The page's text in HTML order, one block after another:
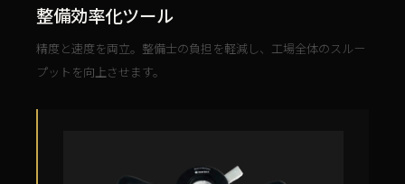
整備効率化ツール
精度と速度を両立。整備士の負担を軽減し、工場全体のスルー
プットを向上させます。